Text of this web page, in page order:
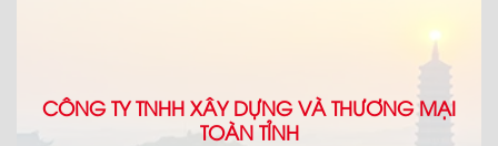
CÔNG TY TNHH XÂY DỰNG VÀ THƯƠNG MẠI
TOÀN TỈNH